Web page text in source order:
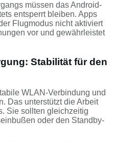
müssen das Android-
entsperrt bleiben. Apps
Flugmodus nicht aktiviert
vor und gewährleistet
Stabilität für den
WLAN-Verbindung und
Das unterstützt die Arbeit
Sie sollten gleichzeitig
oder den Standby-